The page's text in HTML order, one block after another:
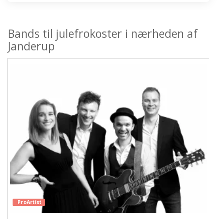
Bands til julefrokoster i nærheden af
Janderup
ProArtist